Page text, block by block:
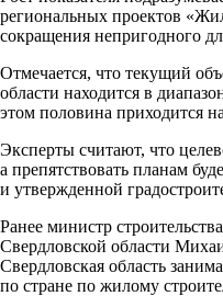
региональных проектов
сокращения непригодного
Отмечается, что текущий
области находится в
этом половина приходится
Эксперты считают, что
а препятствовать планам
и утвержденной
Ранее министр
Свердловской области
Свердловская область
по стране по жилому